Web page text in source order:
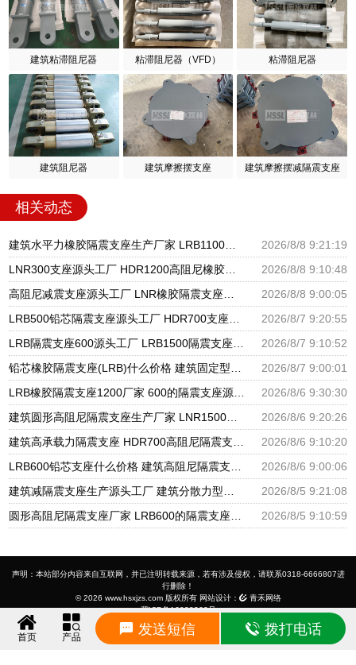
建筑粘滞阻尼器 粘滞阻尼器（VFD） 粘滞阻尼器
建筑阻尼器 建筑摩擦摆支座 建筑摩擦摆减隔震支座
相关动态
2026/8/8 9:21:19
2026/8/8 9:10:48
2026/8/8 9:00:05
2026/8/7 9:20:55
2026/8/7 9:10:52
2026/8/7 9:00:01
2026/8/6 9:30:30
2026/8/6 9:20:26
2026/8/6 9:10:20
2026/8/6 9:00:06
2026/8/5 9:21:08
2026/8/5 9:10:59
首页 产品 发送短信 拨打电话
声明：本站部分内容来自互联网，并已注明转载来源，若有涉及侵权，请联系0318-6666807进
行删除！
© 2026 www.hsxjzs.com 版权所有 网站设计：
青禾网络
冀ICP备16028262号
友情链接：
建筑隔震支座 建筑减隔震 高阻尼隔震支座 摩擦摆隔震支座 建筑减震支座
高阻尼支座
铅芯隔震支座
铅芯橡胶支座 HDR隔震支座 LNR橡胶支座 LRB隔震支座 LRB铅芯支座 LRB橡胶
HDR橡胶支座 LNR隔震支座 天然橡胶隔震支座 FPS隔震支座 FPS摩擦